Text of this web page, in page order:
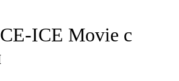
ICE Movie с